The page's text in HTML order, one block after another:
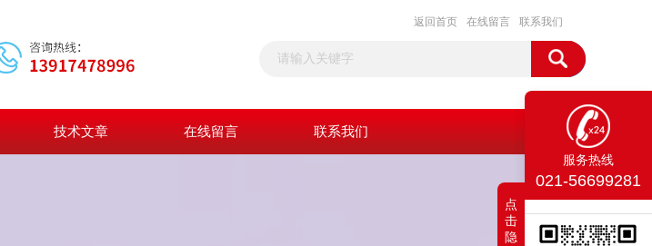
返回首页 在线留言 联系我们
技术文章 在线留言 联系我们
服务热线
021-56699281
点
击
隐